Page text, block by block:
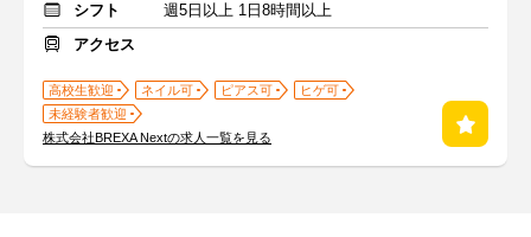
シフト
週5日以上 1日8時間以上
アクセス
高校生歓迎 ネイル可 ピアス可
ヒゲ可
未経験者歓迎
株式会社BREXA Nextの求人一覧を見る